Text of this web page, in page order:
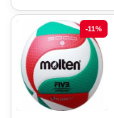
-11%